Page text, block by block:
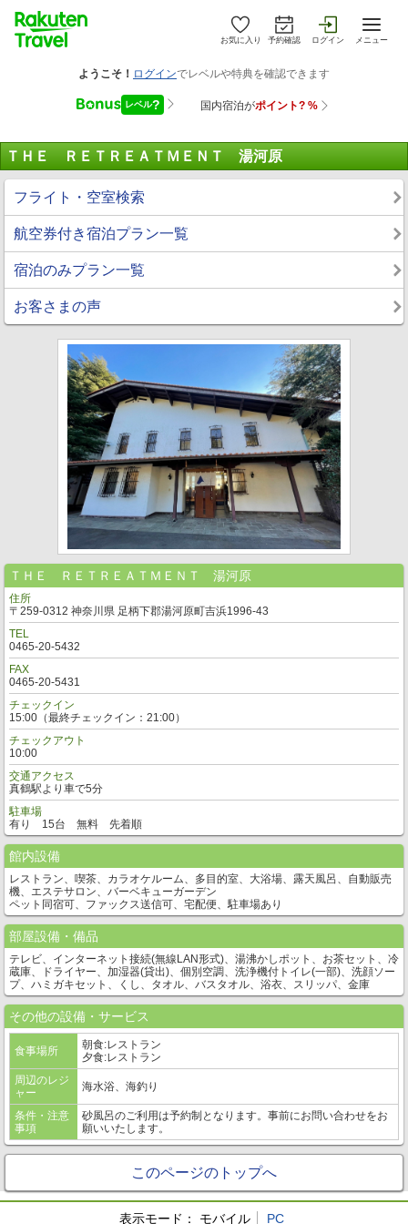
お気に入り 予約確認 ログイン メニュー
ＴＨＥ ＲＥＴＲＥＡＴＭＥＮＴ 湯河原
フライト・空室検索
航空券付き宿泊プラン一覧
宿泊のみプラン一覧
お客さまの声
ＴＨＥ ＲＥＴＲＥＡＴＭＥＮＴ 湯河原
住所
〒259-0312 神奈川県 足柄下郡湯河原町吉浜1996-43
TEL
0465-20-5432
FAX
0465-20-5431
チェックイン
15:00（最終チェックイン：21:00）
チェックアウト
10:00
交通アクセス
真鶴駅より車で5分
駐車場
有り 15台 無料 先着順
館内設備
レストラン、喫茶、カラオケルーム、多目的室、大浴場、露天風呂、自動販売
機、エステサロン、バーベキューガーデン
ペット同宿可、ファックス送信可、宅配便、駐車場あり
部屋設備・備品
テレビ、インターネット接続(無線LAN形式)、湯沸かしポット、お茶セット、冷
蔵庫、ドライヤー、加湿器(貸出)、個別空調、洗浄機付トイレ(一部)、洗顔ソー
プ、ハミガキセット、くし、タオル、バスタオル、浴衣、スリッパ、金庫
その他の設備・サービス
食事場所
朝食:レストラン
夕食:レストラン
周辺のレジ
ャー
海水浴、海釣り
条件・注意
事項
砂風呂のご利用は予約制となります。事前にお問い合わせをお
願いいたします。
このページのトップへ
表示モード： モバイル PC